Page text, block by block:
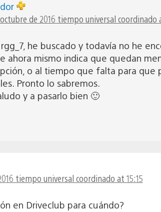
de 2016 tiempo universal coordinado
he buscado y todavía no he
ahora mismo indica que quedan
o al tiempo que falta para que
Pronto lo sabremos.
y a pasarlo bien 🙂
tiempo universal coordinado at 15:15
en Driveclub para cuándo?